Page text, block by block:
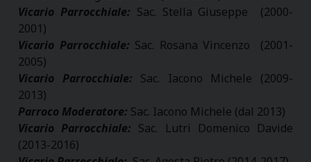
Vicario Parrocchiale: Sac. Stella Giuseppe (2000-
2001)
Vicario Parrocchiale: Sac. Rosana Vincenzo (2001-
2005)
Vicario Parrocchiale: Sac. Iacono Michele (2009-
2013)
Parroco Moderatore: Sac. Iacono Michele (dal 2013)
Vicario Parrocchiale: Sac. Lutri Domenico Davide
(2013-2016)